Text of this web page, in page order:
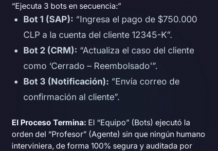
“Ejecuta 3 bots en secuencia:”
Bot 1 (SAP): “Ingresa el pago de $750.000
CLP a la cuenta del cliente 12345-K”.
Bot 2 (CRM): “Actualiza el caso del cliente
como ‘Cerrado – Reembolsado'”.
Bot 3 (Notificación): “Envía correo de
confirmación al cliente”.
El Proceso Termina: El “Equipo” (Bots) ejecutó la
orden del “Profesor” (Agente) sin que ningún humano
interviniera, de forma 100% segura y auditada por